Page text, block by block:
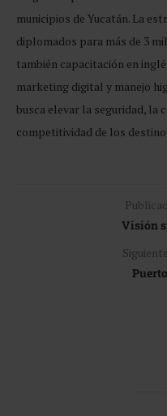
municipios de Yucatán. La
diplomados para más de 3
también capacitación en
marketing digital y manejo
busca elevar la seguridad, la
competitividad de los
Visión